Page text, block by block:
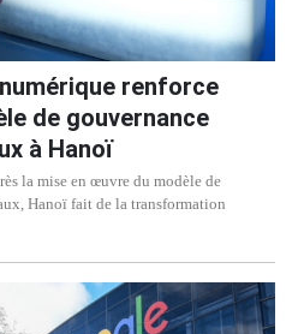
renforce
de gouvernance
à Hanoï
la mise en œuvre du modèle de
Hanoï fait de la transformation